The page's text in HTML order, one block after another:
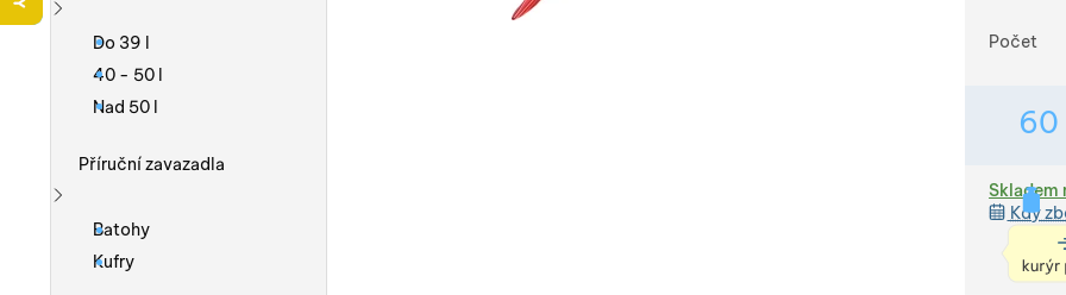
Počet
60
Skladem
Kdy
Zobrazit více
Do 39 l
40 - 50 l
Nad 50 l
Příruční zavazadla
Zobrazit více
Batohy
Kufry